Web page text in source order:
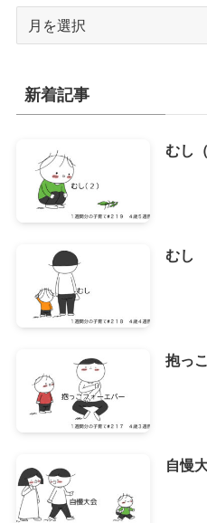
イ
ブ
新着記事
むし（
むし
抱っ
自慢